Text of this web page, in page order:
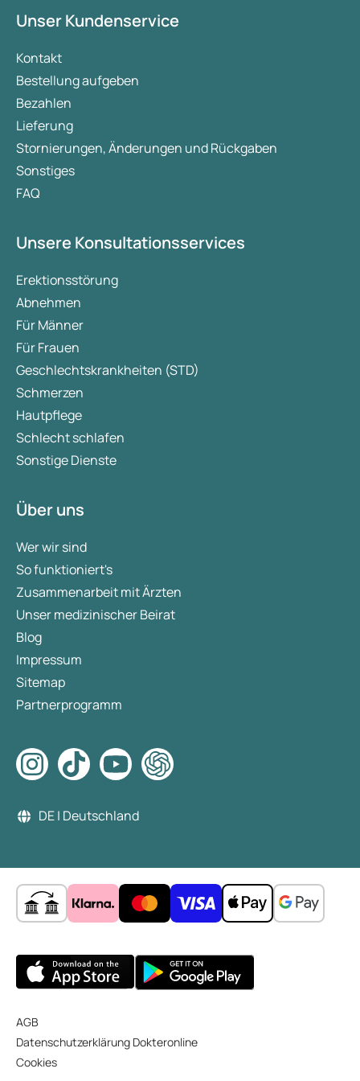
Vorteile beim Abnehmen und Halten des Gewichts.
Wirkung auf das Gewicht, die wichtigsten
Unterschiede sowie die Nebenwirkungen näher
erläutert.
Unser Kundenservice
Kontakt
Bestellung aufgeben
Bezahlen
Lieferung
Stornierungen, Änderungen und Rückgaben
Sonstiges
FAQ
Unsere Konsultationsservices
Erektionsstörung
Abnehmen
Für Männer
Für Frauen
Geschlechtskrankheiten (STD)
Schmerzen
Hautpflege
Schlecht schlafen
Sonstige Dienste
Über uns
Wer wir sind
So funktioniert's
Zusammenarbeit mit Ärzten
Unser medizinischer Beirat
Blog
Impressum
Sitemap
Partnerprogramm
DE | Deutschland
AGB
Datenschutzerklärung Dokteronline
Cookies